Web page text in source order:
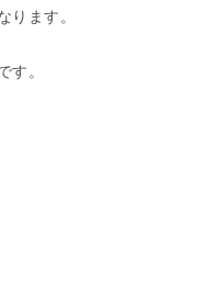
ります。
す。